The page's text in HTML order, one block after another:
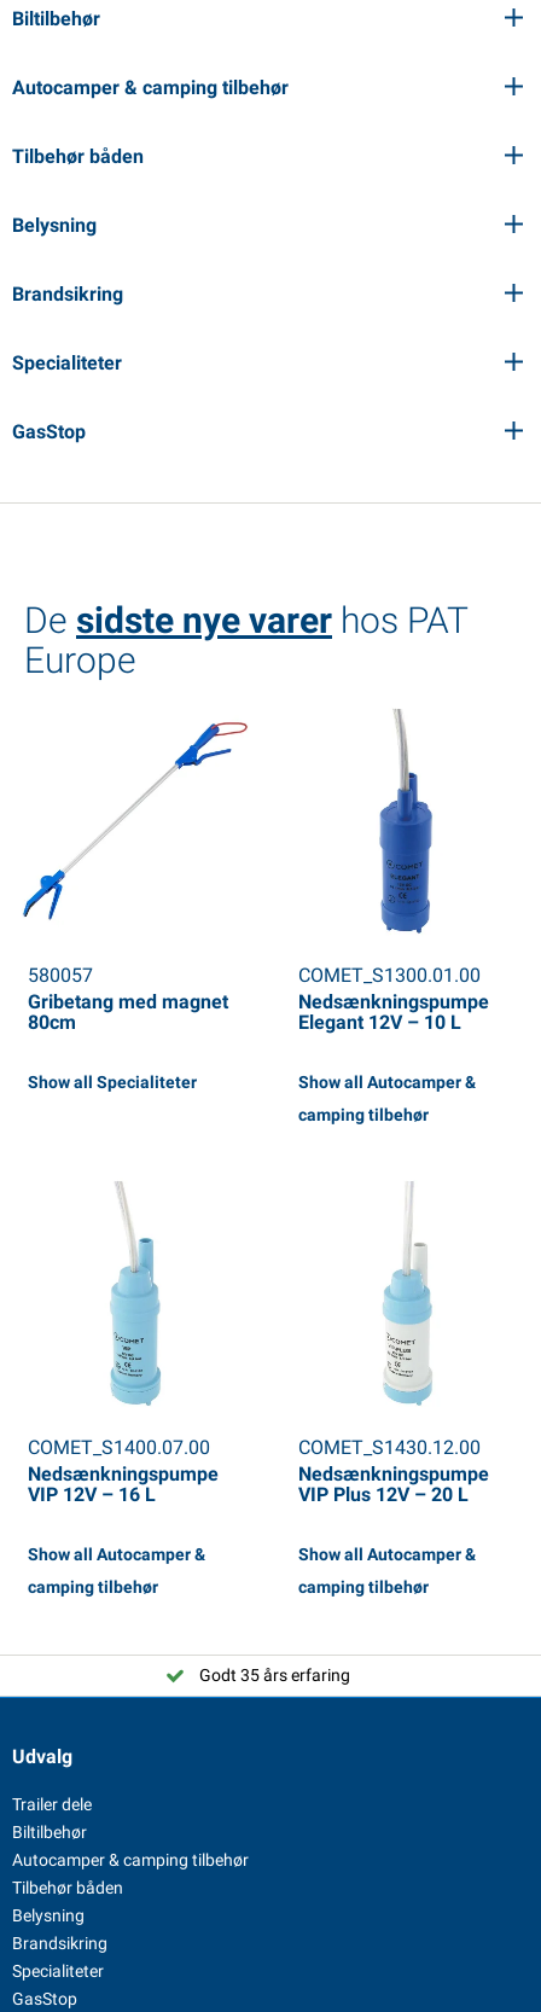
Biltilbehør
Autocamper & camping tilbehør
Tilbehør båden
Belysning
Brandsikring
Specialiteter
GasStop
De sidste nye varer hos PAT
Europe
580057
Gribetang med magnet
80cm
Show all Specialiteter
COMET_S1300.01.00
Nedsænkningspumpe
Elegant 12V – 10 L
Show all Autocamper &
camping tilbehør
COMET_S1400.07.00
Nedsænkningspumpe
VIP 12V – 16 L
Show all Autocamper &
camping tilbehør
COMET_S1430.12.00
Nedsænkningspumpe
VIP Plus 12V – 20 L
Show all Autocamper &
camping tilbehør
Godt 35 års erfaring
Udvalg
Trailer dele
Biltilbehør
Autocamper & camping tilbehør
Tilbehør båden
Belysning
Brandsikring
Specialiteter
GasStop